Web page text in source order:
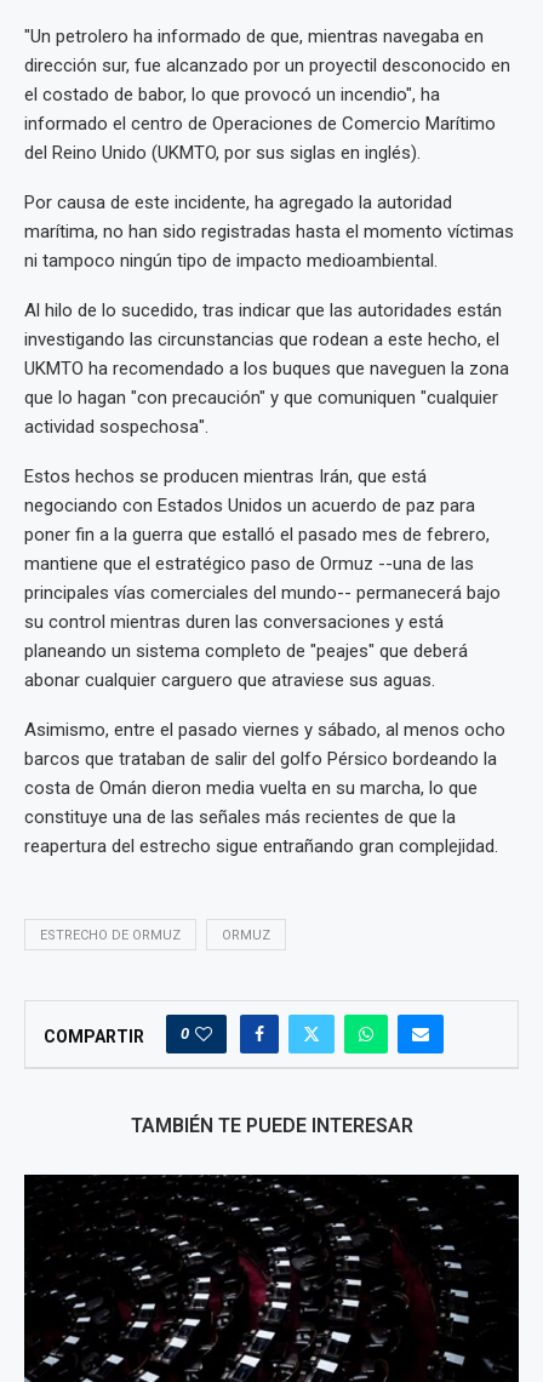
"Un petrolero ha informado de que, mientras navegaba en
dirección sur, fue alcanzado por un proyectil desconocido en
el costado de babor, lo que provocó un incendio", ha
informado el centro de Operaciones de Comercio Marítimo
del Reino Unido (UKMTO, por sus siglas en inglés).
Por causa de este incidente, ha agregado la autoridad
marítima, no han sido registradas hasta el momento víctimas
ni tampoco ningún tipo de impacto medioambiental.
Al hilo de lo sucedido, tras indicar que las autoridades están
investigando las circunstancias que rodean a este hecho, el
UKMTO ha recomendado a los buques que naveguen la zona
que lo hagan "con precaución" y que comuniquen "cualquier
actividad sospechosa".
Estos hechos se producen mientras Irán, que está
negociando con Estados Unidos un acuerdo de paz para
poner fin a la guerra que estalló el pasado mes de febrero,
mantiene que el estratégico paso de Ormuz --una de las
principales vías comerciales del mundo-- permanecerá bajo
su control mientras duren las conversaciones y está
planeando un sistema completo de "peajes" que deberá
abonar cualquier carguero que atraviese sus aguas.
Asimismo, entre el pasado viernes y sábado, al menos ocho
barcos que trataban de salir del golfo Pérsico bordeando la
costa de Omán dieron media vuelta en su marcha, lo que
constituye una de las señales más recientes de que la
reapertura del estrecho sigue entrañando gran complejidad.
ESTRECHO DE ORMUZ ORMUZ
COMPARTIR 0
TAMBIÉN TE PUEDE INTERESAR